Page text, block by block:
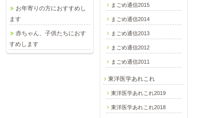
まごめ通信2015
まごめ通信2014
まごめ通信2013
まごめ通信2012
まごめ通信2011
東洋医学あれこれ
東洋医学あれこれ2019
東洋医学あれこれ2018
お年寄りの方におすすめし
ます
赤ちゃん、子供たちにおす
すめします